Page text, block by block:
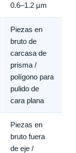
0.6–1.2 µm
Piezas en
bruto de
carcasa de
prisma /
polígono para
pulido de
cara plana
Piezas en
bruto fuera
de eje /